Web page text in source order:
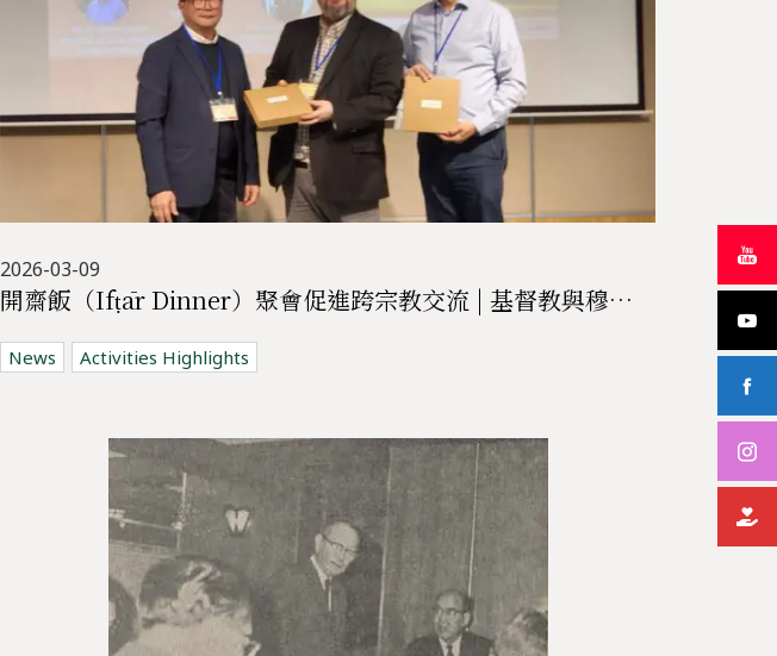
2026-03-09
開齋飯（Ifṭār Dinner）聚會促進跨宗教交流 | 基督教與穆斯林共聚對話
News Activities Highlights